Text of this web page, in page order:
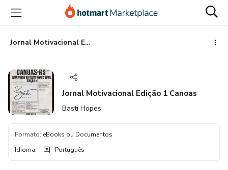
para
conteúdo
principal
para
pagamento
para
rodapé
Jornal Motivacional Edição 1 Canoas
Jornal Motivacional Edição 1 Canoas
Basti Hopes
Formato: eBooks ou Documentos
Idioma: Português